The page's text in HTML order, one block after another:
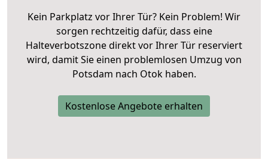
Kein Parkplatz vor Ihrer Tür? Kein Problem! Wir
sorgen rechtzeitig dafür, dass eine
Halteverbotszone direkt vor Ihrer Tür reserviert
wird, damit Sie einen problemlosen Umzug von
Potsdam nach Otok haben.
Kostenlose Angebote erhalten